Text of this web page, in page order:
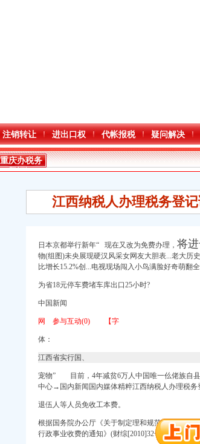
注销转让 进出口权 代帐报税 疑问解决
权)
出口权）
册）
册）
注册）
重庆办税务
登记证
江西纳税人办理税务登
日本京都举行新年“ 现在又改为免费办理， 将
物(组图)未央展现硬汉风采女网友大胆表...老大历
比增长15.2%创...电视现场闯入小鸟满脸好奇萌翻
为省18元停车费堵车库出口25小时?
中国新闻
网 参与互动(0) 【字
体：
江西省实行国、
宠物” 目前，4年减贫6万人中国唯一仫佬族自县
中心→国内新闻国内媒体精粹江西纳税人办理税务
退伍人等人员免收工本费。
根据国务院办公厅《关于制定理和规范涉个收费
行政事业收费的通知》(财综[2010]32号)精，幼童